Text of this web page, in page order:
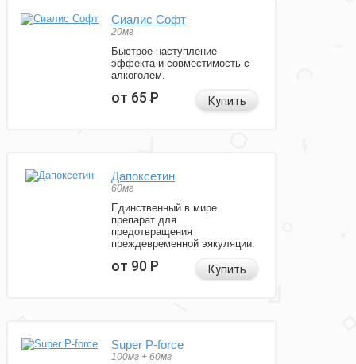
Сиалис Софт
20мг
Быстрое наступление
эффекта и совместимость с
алкоголем.
от 65Р Купить
Дапоксетин
60мг
Единственный в мире
препарат для
предотвращения
преждевременной эякуляции.
от 90Р Купить
Super P-force
100мг + 60мг